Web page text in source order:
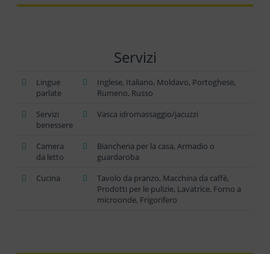
Servizi
Lingue
parlate
Inglese, Italiano, Moldavo, Portoghese,
Rumeno, Russo
Servizi
benessere
Vasca idromassaggio/jacuzzi
Camera
da letto
Biancheria per la casa, Armadio o
guardaroba
Cucina
Tavolo da pranzo, Macchina da caffè,
Prodotti per le pulizie, Lavatrice, Forno a
microonde, Frigorifero